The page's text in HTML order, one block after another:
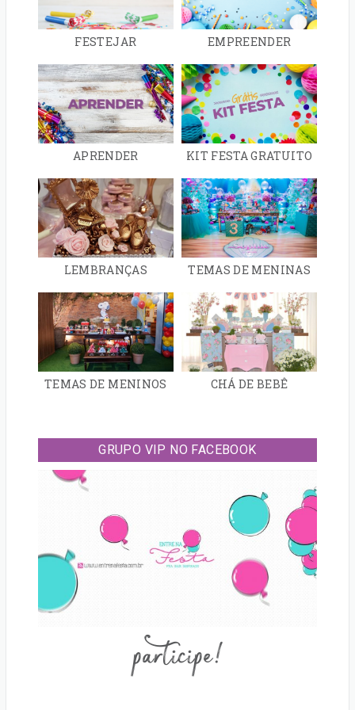
FESTEJAR EMPREENDER
APRENDER KIT FESTA GRATUITO
LEMBRANÇAS TEMAS DE MENINAS
TEMAS DE MENINOS CHÁ DE BEBÊ
GRUPO VIP NO FACEBOOK
participe!